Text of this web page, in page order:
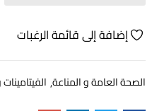
إضافة إلى قائمة الرغبات
الصحة العامة و المناعة